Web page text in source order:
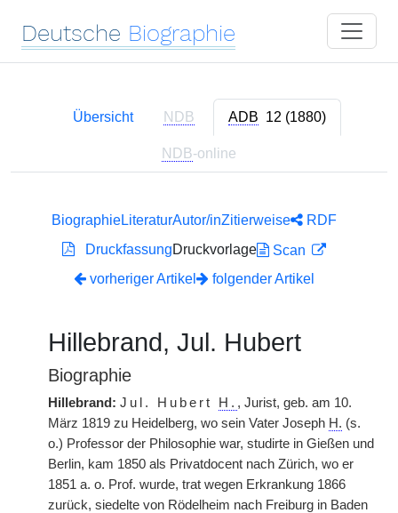
Deutsche Biographie
Übersicht NDB ADB 12 (1880)
NDB-online
BiographieLiteraturAutor/inZitierweise
RDF
DruckfassungDruckvorlage
Scan
vorheriger Artikel
folgender Artikel
Hillebrand, Jul. Hubert
Biographie
Hillebrand: Jul. Hubert H. , Jurist, geb. am 10.
März 1819 zu Heidelberg, wo sein Vater Joseph H. (s.
o.) Professor der Philosophie war, studirte in Gießen und
Berlin, kam 1850 als Privatdocent nach Zürich, wo er
1851 a. o. Prof. wurde, trat wegen Erkrankung 1866
zurück, siedelte von Rödelheim nach Freiburg in Baden